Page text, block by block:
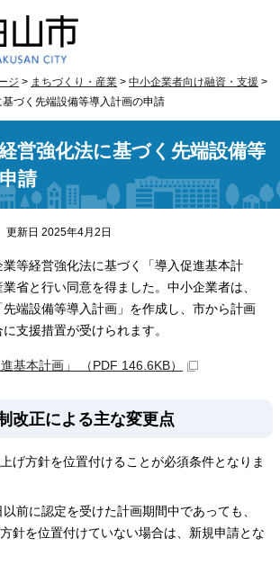
ジ > まちづくり・産業 > 中小企業者向け融資・支援 >
づく先端設備等導入計画の申請
営強化法に基づく先端設備等
請
更新日 2025年4月2日
等経営強化法に基づく「導入促進基本計
省と行い同意を得ました。中小企業者は、
先端設備等導入計画」を作成し、市から計画
支援措置が受けられます。
基本計画」 （PDF 146.6KB）
改正による主な変更点
げ方針を位置付けることが必須条件となりま
前に認定を受けた計画期間中であっても、
針を位置付けていない場合は、新規申請とな